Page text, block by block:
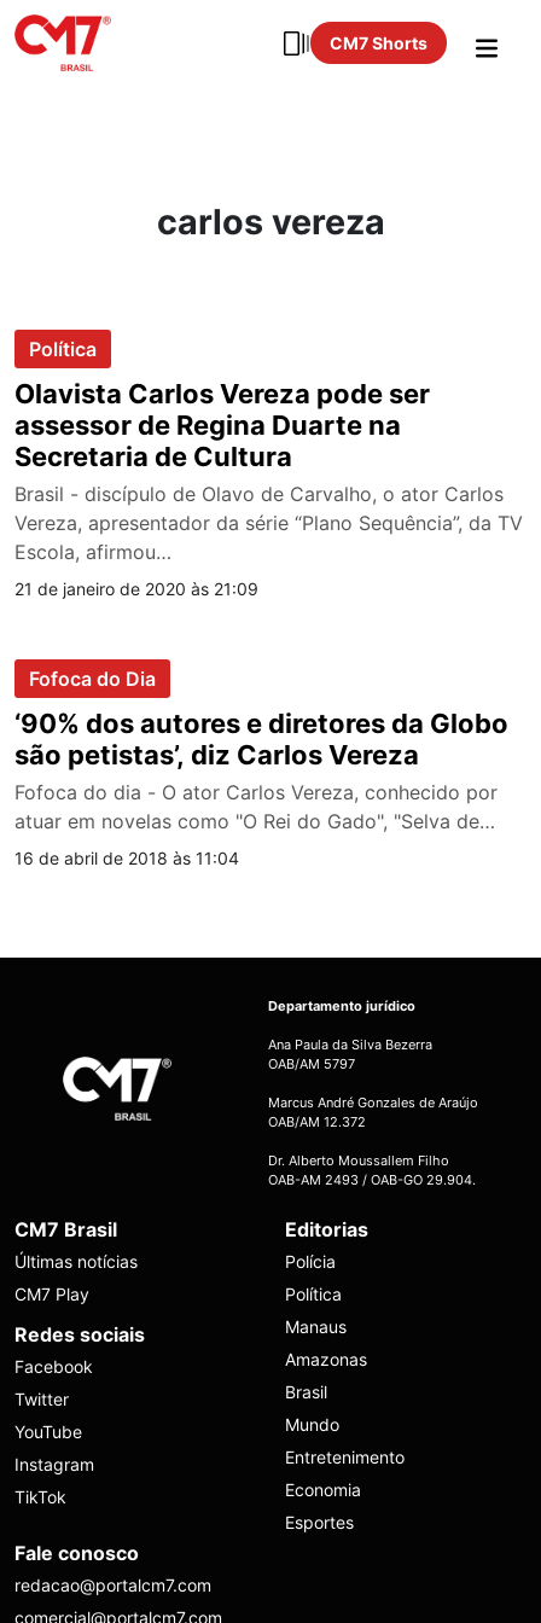
CM7 Shorts
carlos vereza
Política
Olavista Carlos Vereza pode ser
assessor de Regina Duarte na
Secretaria de Cultura
Brasil - discípulo de Olavo de Carvalho, o ator Carlos
Vereza, apresentador da série “Plano Sequência”, da TV
Escola, afirmou…
21 de janeiro de 2020 às 21:09
Fofoca do Dia
‘90% dos autores e diretores da Globo
são petistas’, diz Carlos Vereza
Fofoca do dia - O ator Carlos Vereza, conhecido por
atuar em novelas como "O Rei do Gado", "Selva de…
16 de abril de 2018 às 11:04
Departamento jurídico
Ana Paula da Silva Bezerra
OAB/AM 5797
Marcus André Gonzales de Araújo
OAB/AM 12.372
Dr. Alberto Moussallem Filho
OAB-AM 2493 / OAB-GO 29.904.
CM7 Brasil
Últimas notícias
CM7 Play
Redes sociais
Facebook
Twitter
YouTube
Instagram
TikTok
Editorias
Polícia
Política
Manaus
Amazonas
Brasil
Mundo
Entretenimento
Economia
Esportes
Fale conosco
redacao@portalcm7.com
comercial@portalcm7.com